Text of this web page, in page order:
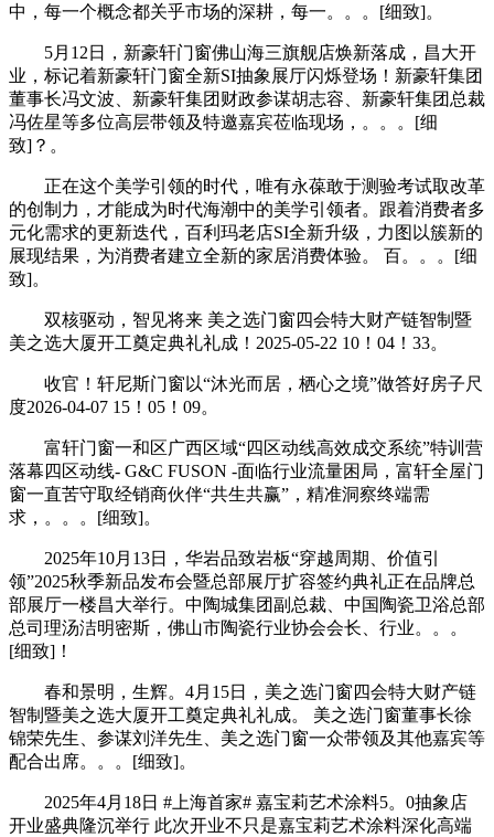
中，每一个概念都关乎市场的深耕，每一。。。[细致]。
5月12日，新豪轩门窗佛山海三旗舰店焕新落成，昌大开
业，标记着新豪轩门窗全新SI抽象展厅闪烁登场！新豪轩集团
董事长冯文波、新豪轩集团财政参谋胡志容、新豪轩集团总裁
冯佐星等多位高层带领及特邀嘉宾莅临现场，。。。[细
致]？。
正在这个美学引领的时代，唯有永葆敢于测验考试取改革
的创制力，才能成为时代海潮中的美学引领者。跟着消费者多
元化需求的更新迭代，百利玛老店SI全新升级，力图以簇新的
展现结果，为消费者建立全新的家居消费体验。 百。。。[细
致]。
双核驱动，智见将来 美之选门窗四会特大财产链智制暨
美之选大厦开工奠定典礼礼成！2025-05-22 10！04！33。
收官！轩尼斯门窗以“沐光而居，栖心之境”做答好房子尺
度2026-04-07 15！05！09。
富轩门窗一和区广西区域“四区动线高效成交系统”特训营
落幕四区动线- G&C FUSON -面临行业流量困局，富轩全屋门
窗一直苦守取经销商伙伴“共生共赢”，精准洞察终端需
求，。。。[细致]。
2025年10月13日，华岩品致岩板“穿越周期、价值引
领”2025秋季新品发布会暨总部展厅扩容签约典礼正在品牌总
部展厅一楼昌大举行。中陶城集团副总裁、中国陶瓷卫浴总部
总司理汤洁明密斯，佛山市陶瓷行业协会会长、行业。。。
[细致]！
春和景明，生辉。4月15日，美之选门窗四会特大财产链
智制暨美之选大厦开工奠定典礼礼成。 美之选门窗董事长徐
锦荣先生、参谋刘洋先生、美之选门窗一众带领及其他嘉宾等
配合出席。。。[细致]。
2025年4月18日 #上海首家# 嘉宝莉艺术涂料5。0抽象店
开业盛典隆沉举行 此次开业不只是嘉宝莉艺术涂料深化高端